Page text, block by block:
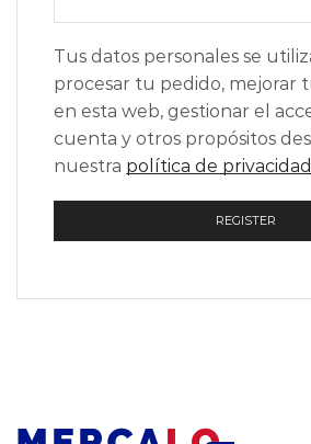
Tus datos personales se
procesar tu pedido, mejorar
en esta web, gestionar el
cuenta y otros propósitos
nuestra política de privacidad
REGISTER